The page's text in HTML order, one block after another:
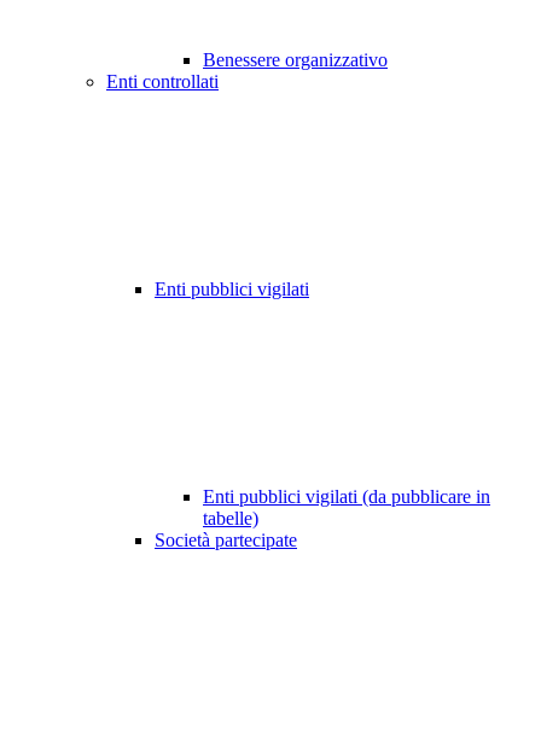
Benessere organizzativo
Enti controllati
Enti pubblici vigilati
Enti pubblici vigilati (da pubblicare in
tabelle)
Società partecipate